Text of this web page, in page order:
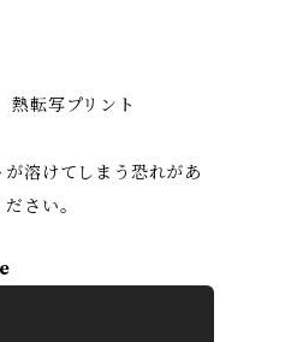
転写プリント
溶けてしまう恐れがあ
さい。